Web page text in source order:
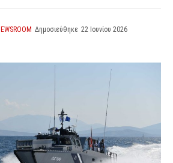
Δημοσιεύθηκε 22 Ιουνίου 2026